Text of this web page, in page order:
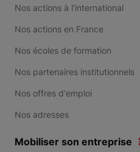
Nos actions à l'international
Nos actions en France
Nos écoles de formation
Nos partenaires institutionnels
Nos offres d'emploi
Nos adresses
Mobiliser son entreprise